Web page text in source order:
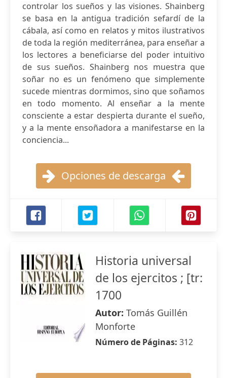
controlar los sueños y las visiones. Shainberg
se basa en la antigua tradición sefardí de la
cábala, así como en relatos y mitos ilustrativos
de toda la región mediterránea, para enseñar a
los lectores a beneficiarse del poder intuitivo
de sus sueños. Shainberg nos muestra que
soñar no es un fenómeno que simplemente
sucede mientras dormimos, sino que soñamos
en todo momento. Al enseñar a la mente
consciente a estar despierta durante el sueño,
y a la mente ensoñadora a manifestarse en la
conciencia...
Opciones de descarga
Historia universal
de los ejercitos ; [tr:
1700
Autor: Tomás Guillén
Monforte
Número de Páginas: 312